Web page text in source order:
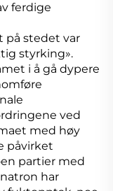
ferdige
på stedet var
styrking».
i å gå dypere
ved
med høy
påvirket
partier med
har